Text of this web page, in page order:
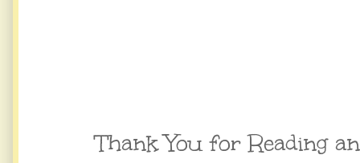
Thank You for Reading